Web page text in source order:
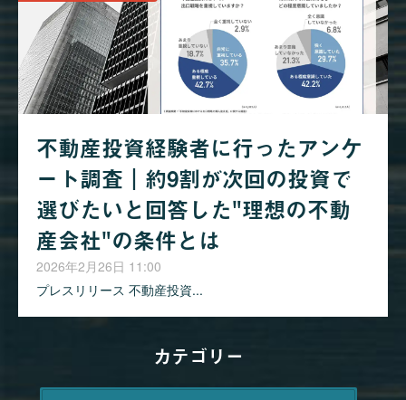
不動産投資経験者に行ったアンケ
ート調査｜約9割が次回の投資で
選びたいと回答した"理想の不動
産会社"の条件とは
2026年2月26日 11:00
プレスリリース 不動産投資...
カテゴリー